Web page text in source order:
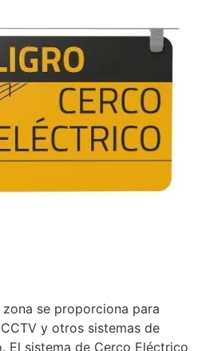
se proporciona para
y otros sistemas de
El sistema de Cerco Eléctrico